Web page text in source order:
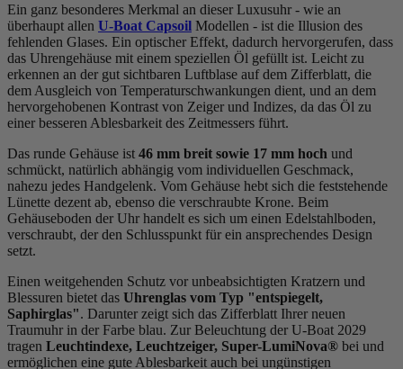
Ein ganz besonderes Merkmal an dieser Luxusuhr - wie an
überhaupt allen U-Boat Capsoil Modellen - ist die Illusion des
fehlenden Glases. Ein optischer Effekt, dadurch hervorgerufen, dass
das Uhrengehäuse mit einem speziellen Öl gefüllt ist. Leicht zu
erkennen an der gut sichtbaren Luftblase auf dem Zifferblatt, die
dem Ausgleich von Temperaturschwankungen dient, und an dem
hervorgehobenen Kontrast von Zeiger und Indizes, da das Öl zu
einer besseren Ablesbarkeit des Zeitmessers führt.
Das runde Gehäuse ist 46 mm breit sowie 17 mm hoch und
schmückt, natürlich abhängig vom individuellen Geschmack,
nahezu jedes Handgelenk. Vom Gehäuse hebt sich die feststehende
Lünette dezent ab, ebenso die verschraubte Krone. Beim
Gehäuseboden der Uhr handelt es sich um einen Edelstahlboden,
verschraubt, der den Schlusspunkt für ein ansprechendes Design
setzt.
Einen weitgehenden Schutz vor unbeabsichtigten Kratzern und
Blessuren bietet das Uhrenglas vom Typ "entspiegelt,
Saphirglas". Darunter zeigt sich das Zifferblatt Ihrer neuen
Traumuhr in der Farbe blau. Zur Beleuchtung der U-Boat 2029
tragen Leuchtindexe, Leuchtzeiger, Super-LumiNova® bei und
ermöglichen eine gute Ablesbarkeit auch bei ungünstigen